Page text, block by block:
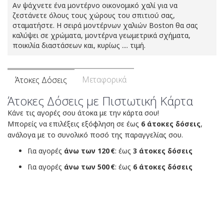
Αν ψάχνετε ένα μοντέρνο οικονομικό χαλί για να
ζεστάνετε όλους τους χώρους του σπιτιού σας,
σταματήστε. Η σειρά μοντέρνων χαλιών Boston θα σας
καλύψει σε χρώματα, μοντέρνα γεωμετρικά σχήματα,
ποικιλία διαστάσεων και, κυρίως .... τιμή.
Άτοκες Δόσεις Μεταφορικά
Άτοκες Δόσεις με Πιστωτική Κάρτα
Κάνε τις αγορές σου άτοκα με την κάρτα σου!
Μπορείς να επιλέξεις εξόφληση σε έως 6 άτοκες δόσεις,
ανάλογα με το συνολικό ποσό της παραγγελίας σου.
Για αγορές άνω των 120 €: έως 3 άτοκες δόσεις
Για αγορές άνω των 500 €: έως 6 άτοκες δόσεις